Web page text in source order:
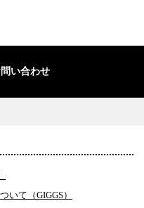
い合わせ
いて（GIGGS）